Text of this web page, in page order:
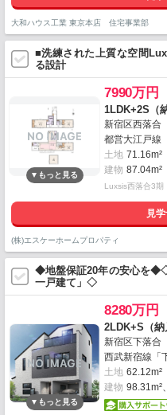
大和ハウス工業 東京本店 住宅事業部
■洗練された上質な空間
る設計
7990万円
1LDK+2S（
新宿区西落合
都営大江戸線
土地 71.16m²
建物 87.04m²
Luxsis西落合3期
見
(株)エスケーホームプロパティ
◆地盤保証20年の安心を
一戸建て」◇
8280万円
2LDK+S（納
新宿区下落合
西武新宿線「
土地 62.12m²
建物 98.31m²